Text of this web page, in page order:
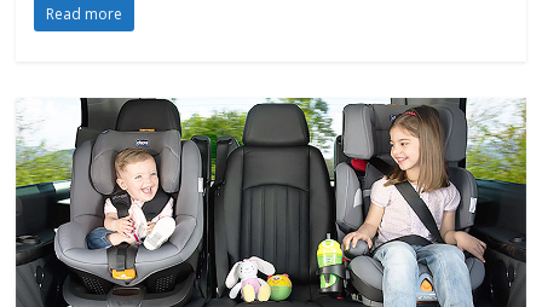
Read more